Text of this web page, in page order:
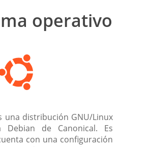
operativo
una distribución GNU/Linux
Debian de Canonical. Es
con una configuración